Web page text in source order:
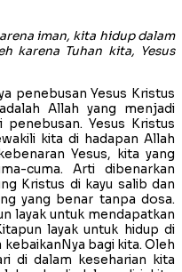
iman, kita hidup dalam
karena Tuhan kita, Yesus
penebusan Yesus Kristus
Allah yang menjadi
Yesus Kristus
kita di hadapan Allah
Yesus, kita yang
cuma. Arti dibenarkan
Kristus di kayu salib dan
yang benar tanpa dosa.
layak untuk mendapatkan
layak untuk hidup di
bagi kita. Oleh
di dalam keseharian kita